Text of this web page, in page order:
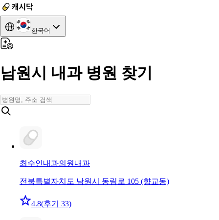
한국어
남원시 내과 병원 찾기
최수인내과의원 내과
전북특별자치도 남원시 동림로 105 (향교동)
4.8(후기 33)